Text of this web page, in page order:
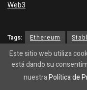
Web3
Tags: Ethereum
Este sitio web utiliza
está dando su
nuestraPolítica de